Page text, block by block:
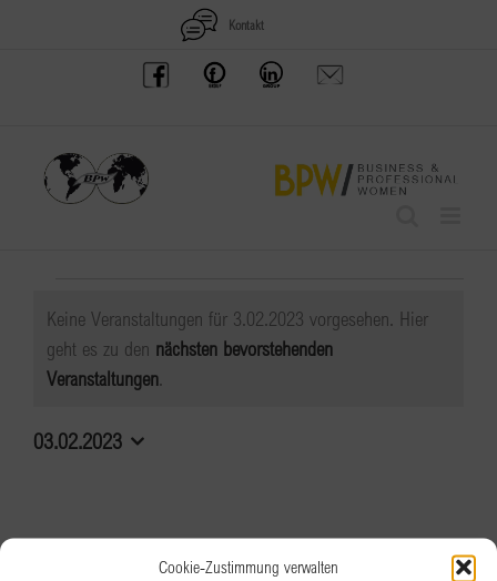
Cookie-Zustimmung verwalten
Kontakt
BPW
Austria
Offenes
Frauennetzwerk
BPW
Gruppe
Anfrage
schicken
Veranstaltungen
für
Hinweis
Keine Veranstaltungen für 3.02.2023 vorgesehen. Hier
geht es zu den nächsten bevorstehenden
Veranstaltungen.
03.02.2023